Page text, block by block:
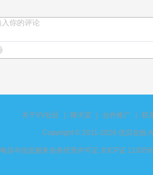
关于VV社区 聊天室 合作推广 联
Copyright © 2011-2026 优贝在线
电信与信息服务业务经营许可证 京ICP证